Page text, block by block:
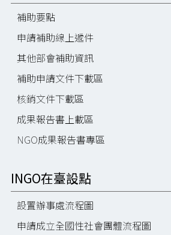
補助要點
申請補助線上遞件
其他部會補助資訊
補助申請文件下載區
核銷文件下載區
成果報告書上載區
NGO成果報告書專區
INGO在臺設點
設置辦事處流程圖
申請成立全國性社會團體流程圖